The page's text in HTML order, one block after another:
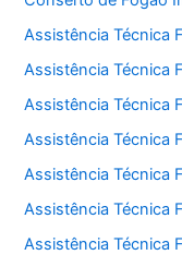
Assistência Técnica
Assistência Técnica
Assistência Técnica
Assistência Técnica
Assistência Técnica
Assistência Técnica
Assistência Técnica